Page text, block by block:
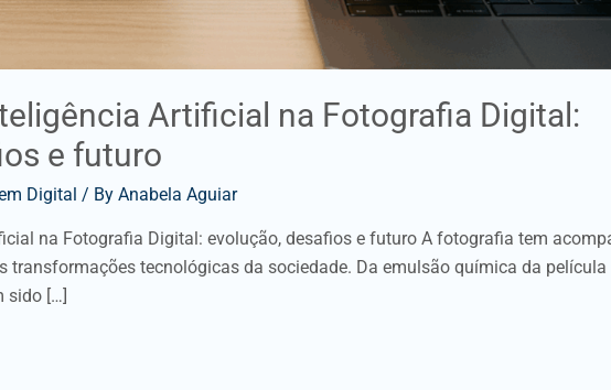
Artificial na Fotografia Digital:
e futuro
Digital / By Anabela Aguiar
na Fotografia Digital: evolução, desafios e futuro A fotografia tem
transformações tecnológicas da sociedade. Da emulsão química da película
sido […]